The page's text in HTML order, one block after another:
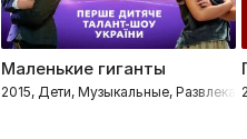
Маленькие гиганты
2015, Дети, Музыкальные,